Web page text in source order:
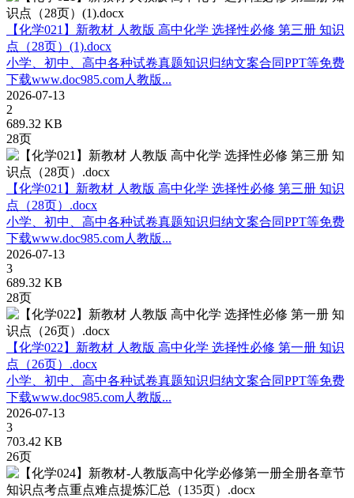
【化学021】新教材 人教版 高中化学 选择性必修 第三册 知识
点（28页）(1).docx
小学、初中、高中各种试卷真题知识归纳文案合同PPT等免费
下载www.doc985.com人教版...
2026-07-13
2
689.32 KB
28页
【化学021】新教材 人教版 高中化学 选择性必修 第三册 知识
点（28页）.docx
小学、初中、高中各种试卷真题知识归纳文案合同PPT等免费
下载www.doc985.com人教版...
2026-07-13
3
689.32 KB
28页
【化学022】新教材 人教版 高中化学 选择性必修 第一册 知识
点（26页）.docx
小学、初中、高中各种试卷真题知识归纳文案合同PPT等免费
下载www.doc985.com人教版...
2026-07-13
3
703.42 KB
26页